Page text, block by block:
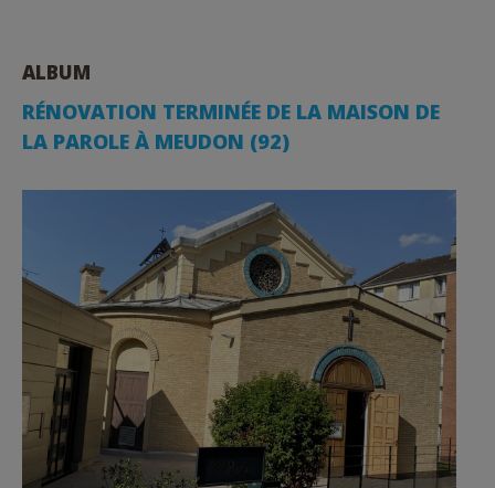
ALBUM
RÉNOVATION TERMINÉE DE LA MAISON DE
LA PAROLE À MEUDON (92)